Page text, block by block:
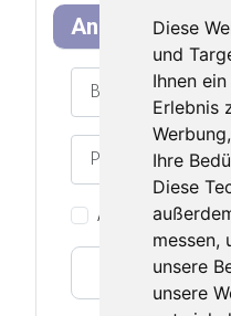
Diese
und
Ihnen
Erlebnis
Ihre
Diese
messen,
unsere
unsere
Benutzername
Angemeldet
Web-